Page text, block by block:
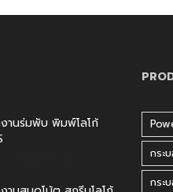
านร่มพับ พิมพ์โลโก้
กระ
กระ